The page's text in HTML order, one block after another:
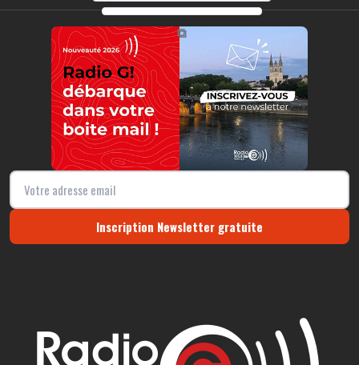
https://radio-g.fr?15813
⧉
Inscription Newsletter gratuite